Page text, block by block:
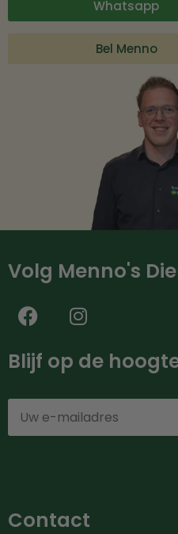
Whatsapp
Bel Menno
Volg Menno's
Blijf op de
Contact